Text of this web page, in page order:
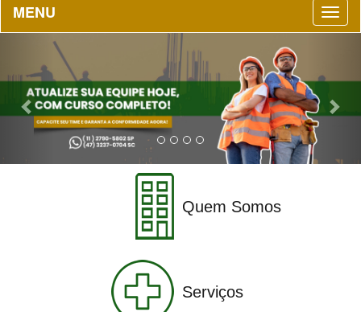
MENU
Previous
Quem Somos
Serviços